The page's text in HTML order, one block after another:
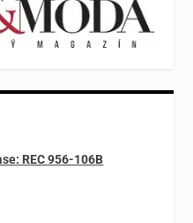
REC 956-106B